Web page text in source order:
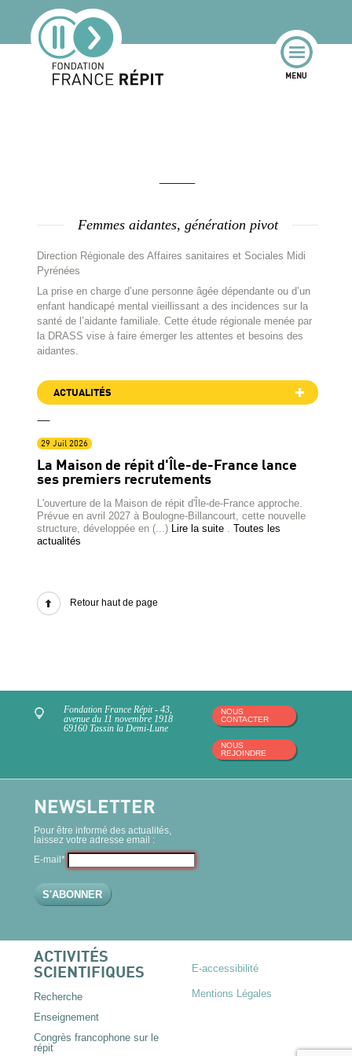
Femmes aidantes, génération pivot
Direction Régionale des Affaires sanitaires et Sociales Midi
Pyrénées
La prise en charge d’une personne âgée dépendante ou d’un
enfant handicapé mental vieillissant a des incidences sur la
santé de l’aidante familiale. Cette étude régionale menée par
la DRASS vise à faire émerger les attentes et besoins des
aidantes.
ACTUALITÉS
29 Juil 2026
La Maison de répit d'Île-de-France lance
ses premiers recrutements
L'ouverture de la Maison de répit d'Île-de-France approche.
Prévue en avril 2027 à Boulogne-Billancourt, cette nouvelle
structure, développée en (...) Lire la suite. Toutes les
actualités
Retour haut de page
Fondation France Répit - 43,
avenue du 11 novembre 1918
69160 Tassin la Demi-Lune
NOUS
CONTACTER
NOUS
REJOINDRE
NEWSLETTER
Pour être informé des actualités,
laissez votre adresse email :
E-mail*
ACTIVITÉS
SCIENTIFIQUES
Recherche
Enseignement
Congrès francophone sur le
répit
E-accessibilité
Mentions Légales